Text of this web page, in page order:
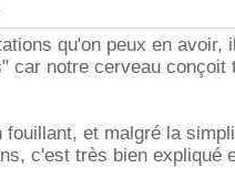
qu'on peux en avoir,
car notre cerveau conçoit
et malgré la
c'est très bien expliqué